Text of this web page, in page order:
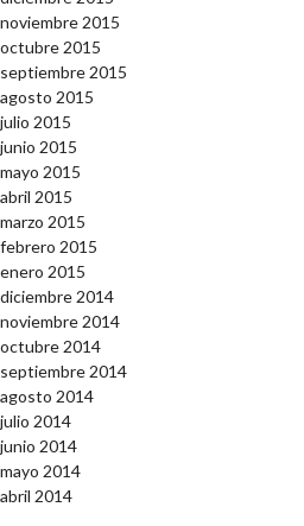
noviembre 2015
octubre 2015
septiembre 2015
agosto 2015
julio 2015
junio 2015
mayo 2015
abril 2015
marzo 2015
febrero 2015
enero 2015
diciembre 2014
noviembre 2014
octubre 2014
septiembre 2014
agosto 2014
julio 2014
junio 2014
mayo 2014
abril 2014